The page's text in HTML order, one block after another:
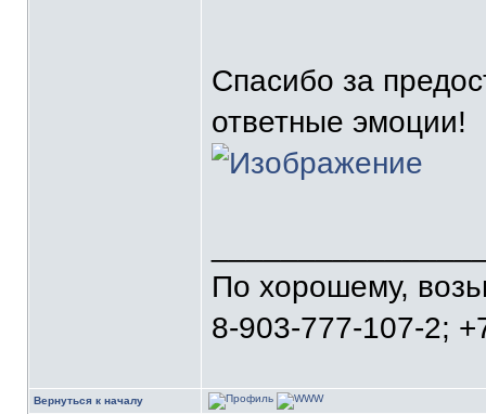
Спасибо за
ответные эмоции!
По хорошему,
8-903-777-107-2;
Вернуться к началу